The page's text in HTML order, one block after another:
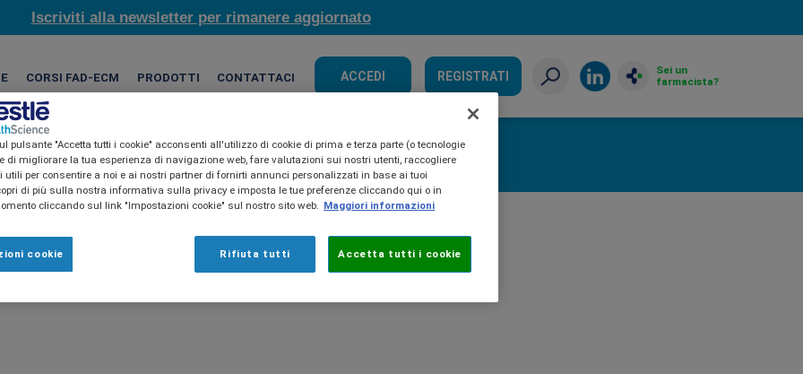
Iscriviti alla newsletter per rimanere aggiornato
CORSI FAD-ECM PRODOTTI CONTATTACI ACCEDI REGISTRATI
Sei un
farmacista?
pulsante "Accetta tutti i cookie" acconsenti all'utilizzo di cookie di prima e terza parte (o tecnologie
di migliorare la tua esperienza di navigazione web, fare valutazioni sui nostri utenti, raccogliere
utili per consentire a noi e ai nostri partner di fornirti annunci personalizzati in base ai tuoi
di più sulla nostra informativa sulla privacy e imposta le tue preferenze cliccando qui o in
cliccando sul link "Impostazioni cookie" sul nostro sito web.
Maggiori informazioni
Rifiuta tutti Accetta tutti i cookie
cookie